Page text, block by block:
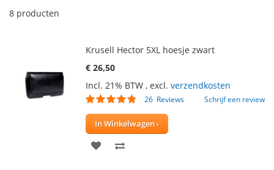
8 producten
Krusell Hector 5XL hoesje zwart
€ 26,50
Incl. 21% BTW , excl. verzendkosten
Waardering:
26 Reviews Schrijf een review
In Winkelwagen
VOEG